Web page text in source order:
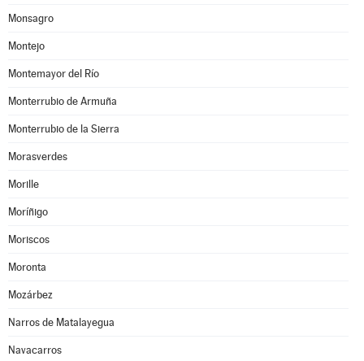
Monsagro
Montejo
Montemayor del Río
Monterrubio de Armuña
Monterrubio de la Sierra
Morasverdes
Morille
Moríñigo
Moriscos
Moronta
Mozárbez
Narros de Matalayegua
Navacarros